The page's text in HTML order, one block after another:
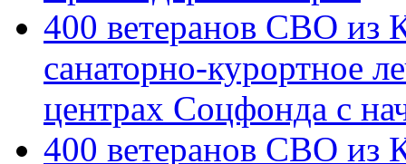
400 ветеранов СВО из
санаторно-курортное
центрах Соцфонда с
400 ветеранов СВО из